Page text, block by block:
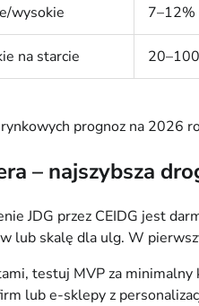
wysokie 7–12%
na starcie
prognoz na 2026
– najszybsza
JDG przez CEIDG jest
skalę dla ulg. W
testuj MVP za
lub e-sklepy z